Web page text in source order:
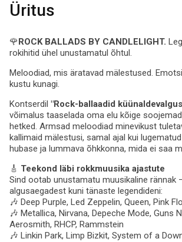
Üritus
🌹ROCK BALLADS BY CANDLELIGHT.
rokihitid ühel unustamatul õhtul.
Meloodiad, mis äratavad mälestused.
kustu kunagi.
Kontserdil "Rock-ballaadid
võimalus taaselada oma elu kõige
hetked. Armsad meloodiad minevikust
kallimaid mälestusi, samal ajal kui
hubase ja lummava õhkkonna, mida ei saa
🎸 Teekond läbi rokkmuusika ajastute
Sind ootab unustamatu muusikaline rännak
algusaegadest kuni tänaste legendideni:
🎶 Deep Purple, Led Zeppelin, Queen, Pink
🎶 Metallica, Nirvana, Depeche Mode, Guns
Aerosmith, RHCP, Rammstein
🎶 Linkin Park, Limp Bizkit, System of a